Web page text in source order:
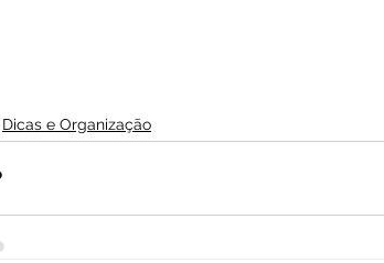
Dicas e Organização